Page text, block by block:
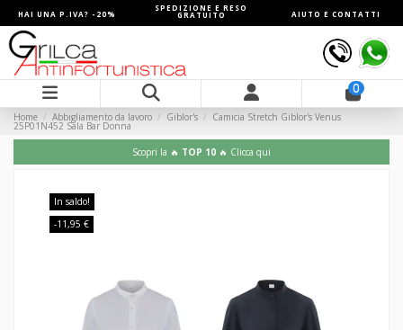
HAI UNA P.IVA? -20%
SPEDIZIONE E RESO
GRATUITO AIUTO E CONTATTI
0
Home Abbigliamento da lavoro Giblor's Camicia Stretch Giblor's Venus
25P01N452 Sala Bar Donna
Scopri la 🔥 TOP 10 🔥 Clicca qui
In saldo!
-11,95 €